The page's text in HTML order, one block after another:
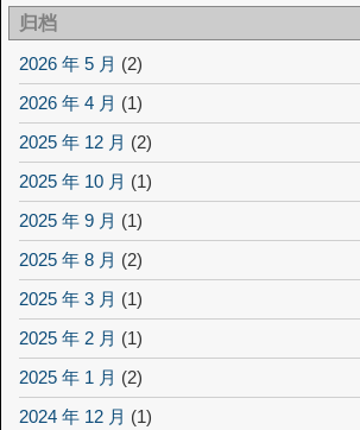
归档
2026 年 5 月 (2)
2026 年 4 月 (1)
2025 年 12 月 (2)
2025 年 10 月 (1)
2025 年 9 月 (1)
2025 年 8 月 (2)
2025 年 3 月 (1)
2025 年 2 月 (1)
2025 年 1 月 (2)
2024 年 12 月 (1)